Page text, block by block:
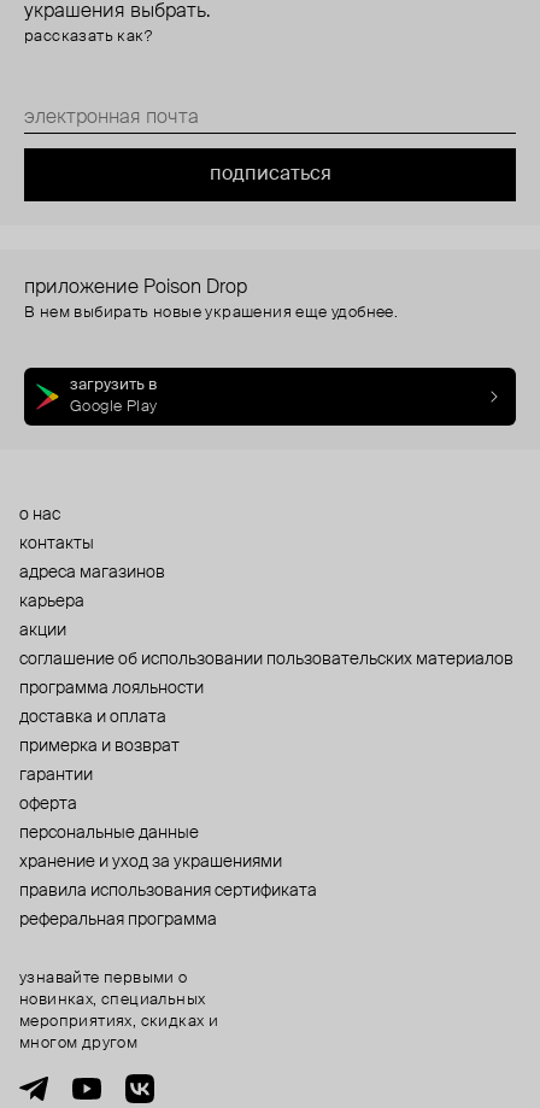
украшения выбрать.
рассказать как?
подписаться
приложение Poison Drop
В нем выбирать новые украшения еще удобнее.
загрузить в
Google Play
о нас
контакты
адреса магазинов
карьера
акции
cоглашение об использовании пользовательских материалов
программа лояльности
доставка и оплата
примерка и возврат
гарантии
оферта
персональные данные
хранение и уход за украшениями
правила использования сертификата
реферальная программа
узнавайте первыми о
новинках, специальных
мероприятиях, скидках и
многом другом